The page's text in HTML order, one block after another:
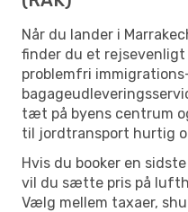
Når du lander i
finder du et
problemfri
tæt på byens centrum
til jordtransport hurtig
Hvis du booker en
vil du sætte pris på
Vælg mellem taxaer,